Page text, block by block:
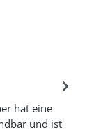
hat eine
und ist